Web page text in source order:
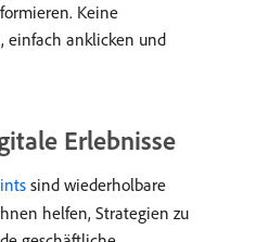
Keine
einfach anklicken und
Erlebnisse
sind wiederholbare
helfen, Strategien zu